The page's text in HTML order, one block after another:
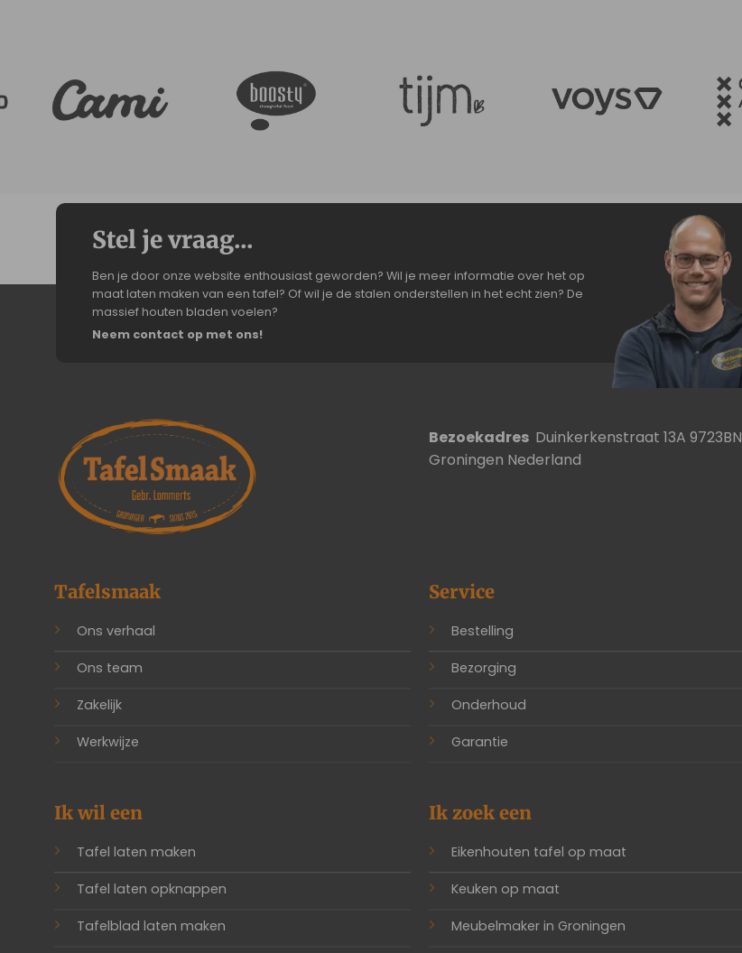
Stel je vraag...
Ben je door onze website enthousiast geworden? Wil je meer informatie over het op
maat laten maken van een tafel? Of wil je de stalen onderstellen in het echt zien? De
massief houten bladen voelen?
Neem contact op met ons!
Bezoekadres Duinkerkenstraat 13A 9723BN
Groningen Nederland
Tafelsmaak
Ons verhaal
Ons team
Zakelijk
Werkwijze
Service
Bestelling
Bezorging
Onderhoud
Garantie
Ik wil een
Tafel laten maken
Tafel laten opknappen
Tafelblad laten maken
Ik zoek een
Eikenhouten tafel op maat
Keuken op maat
Meubelmaker in Groningen